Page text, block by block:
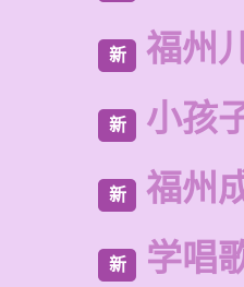
新 福州
新 小孩
新 福州
新 学唱